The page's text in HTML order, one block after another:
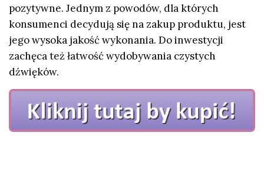
pozytywne. Jednym z powodów, dla których
konsumenci decydują się na zakup produktu, jest
jego wysoka jakość wykonania. Do inwestycji
zachęca też łatwość wydobywania czystych
dźwięków.